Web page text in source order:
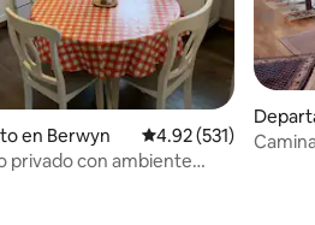
en Berwyn Calificación
4.92 (531)
privado con ambiente
rk